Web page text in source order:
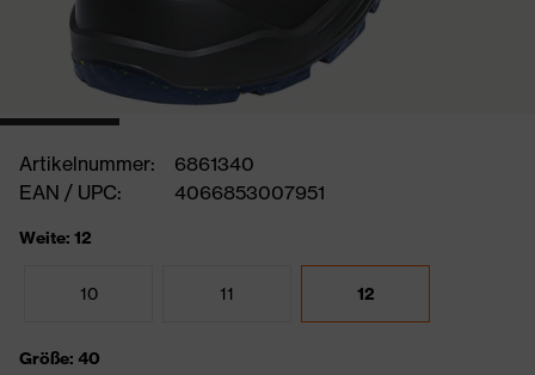
Artikelnummer:
6861340
EAN / UPC:
4066853007951
Weite: 12
10 11 12
Größe: 40